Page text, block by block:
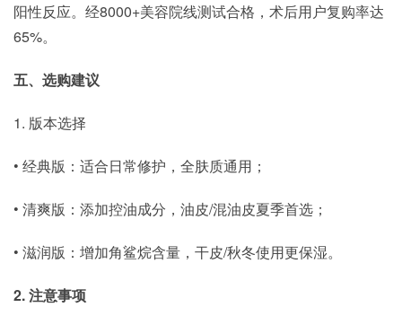
阳性反应。经8000+美容院线测试合格，术后用户复购率达
65%。
五、选购建议
1. 版本选择
• 经典版：适合日常修护，全肤质通用；
• 清爽版：添加控油成分，油皮/混油皮夏季首选；
• 滋润版：增加角鲨烷含量，干皮/秋冬使用更保湿。
2. 注意事项